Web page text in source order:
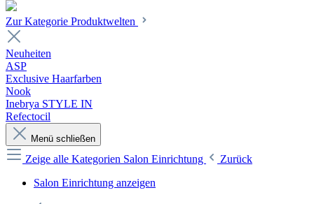
Zur Kategorie Produktwelten
Neuheiten
ASP
Exclusive Haarfarben
Nook
Inebrya STYLE IN
Refectocil
Menü schließen
Zeige alle Kategorien Salon Einrichtung
Zurück
Salon Einrichtung anzeigen